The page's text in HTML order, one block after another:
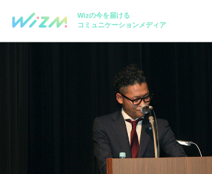
Wizの今を届ける
コミュニケーションメディア